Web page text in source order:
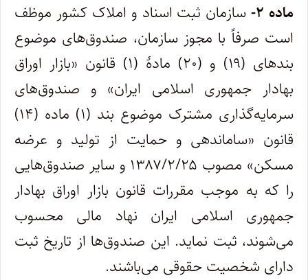
ماده ۲-
سازمان ثبت اسناد و املاک کشور موظف
است صرفاً با مجوز سازمان، صندوق‌های موضوع
بندهای (۱۹) و (۲۰) مادۀ (۱) قانون «بازار اوراق
بهادار جمهوری اسلامی ایران» و صندوق‌های
سرمایه‌گذاری مشترک موضوع بند (۱) ماده (۱۴)
قانون «ساماندهی و حمایت از تولید و عرضه
مسکن» مصوب ۱۳۸۷/۲/۲۵ و سایر صندوق‌هایی
را که به موجب مقررات قانون بازار اوراق بهادار
جمهوری اسلامی ایران نهاد مالی محسوب
می‌شوند، ثبت نماید. این صندوق‌ها از تاریخ ثبت
دارای شخصیت حقوقی می‌باشند.